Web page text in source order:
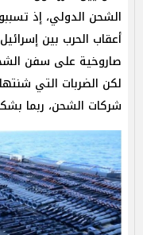
الشحن الدولي، إذ
أعقاب الحرب بين
صاروخية على سفن
لكن الضربات التي
شركات الشحن، ربما